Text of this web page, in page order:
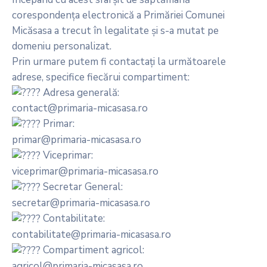
corespondența electronică a Primăriei Comunei
Micăsasa a trecut în legalitate și s-a mutat pe
domeniu personalizat.
Prin urmare putem fi contactați la următoarele
adrese, specifice fiecărui compartiment:
Adresa generală:
contact@primaria-micasasa.ro
Primar:
primar@primaria-micasasa.ro
Viceprimar:
viceprimar@primaria-micasasa.ro
Secretar General:
secretar@primaria-micasasa.ro
Contabilitate:
contabilitate@primaria-micasasa.ro
Compartiment agricol: